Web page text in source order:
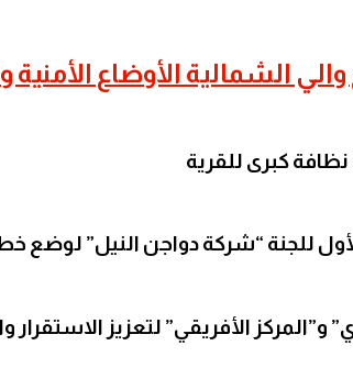
الشمالية الأوضاع الأمنية
كبرى للقرية
الأول للجنة “شركة دواجن النيل” لوضع
و”المركز الأفريقي” لتعزيز الاستقرار